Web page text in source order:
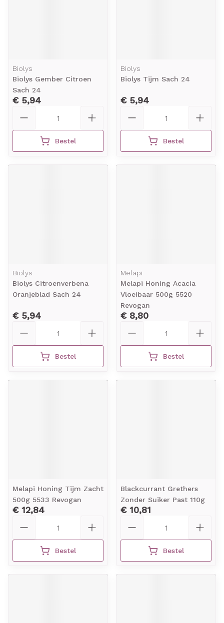
Biolys
Biolys Gember Citroen
Sach 24
€ 5,94
Bestel
Biolys
Biolys Tijm Sach 24
€ 5,94
Bestel
Biolys
Biolys Citroenverbena
Oranjeblad Sach 24
€ 5,94
Bestel
Melapi
Melapi Honing Acacia
Vloeibaar 500g 5520
Revogan
€ 8,80
Bestel
Melapi Honing Tijm Zacht
500g 5533 Revogan
€ 12,84
Bestel
Blackcurrant Grethers
Zonder Suiker Past 110g
€ 10,81
Bestel